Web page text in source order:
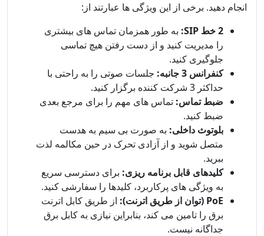
انجام دهید. برخی از این ویژگی ها عبارتند از:
2 خط SIP:
به طور همزمان تماس های بیشتری
را مدیریت کنید و از دست رفتن هیچ تماسی
جلوگیری کنید.
کنفرانس 3 جانبه:
جلسات صوتی را به راحتی با
حداکثر 3 شرکت کننده برگزار کنید.
ضبط تماس: تماس های مهم را برای مرجع بعدی
ضبط کنید.
بلوتوث داخلی: به صورت بی سیم به هدست
متصل شوید و از آزادی تحرک در حین مکالمه لذت
ببرید.
کلیدهای قابل برنامه ریزی: برای دسترسی سریع
به ویژگی های پرکاربرد، کلیدها را سفارشی کنید.
PoE (توان از طریق اترنت):
از طریق کابل اترنت
برق را تامین می کند، بنابراین نیازی به کابل برق
جداگانه نیست.